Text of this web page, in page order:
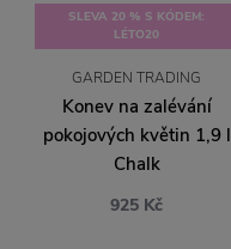
SLEVA 20 % S KÓDEM:
LÉTO20
GARDEN TRADING
Konev na zalévání
pokojových květin 1,9 l
Chalk
925 Kč